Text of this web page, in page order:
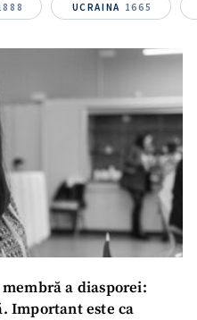
UCRAINA 1665
a diasporei:
Important este ca